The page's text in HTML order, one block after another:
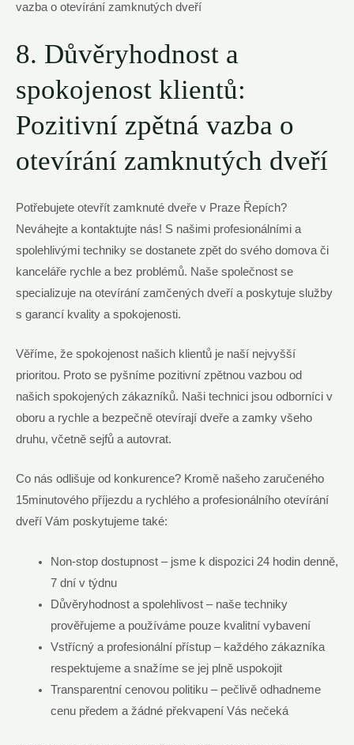
8. Důvěryhodnost a
spokojenost klientů:
Pozitivní zpětná vazba o
otevírání zamknutých dveří
Potřebujete otevřít zamknuté dveře v Praze Řepích?
Neváhejte a kontaktujte nás! S našimi profesionálními a
spolehlivými techniky se dostanete zpět do svého domova či
kanceláře rychle a bez problémů. Naše společnost se
specializuje na otevírání zamčených dveří a poskytuje služby
s garancí kvality a spokojenosti.
Věříme, že spokojenost našich klientů je naší nejvyšší
prioritou. Proto se pyšníme pozitivní zpětnou vazbou od
našich spokojených zákazníků. Naši technici jsou odborníci v
oboru a rychle a bezpečně otevírají dveře a zamky všeho
druhu, včetně sejfů a autovrat.
Co nás odlišuje od konkurence? Kromě našeho zaručeného
15minutového příjezdu a rychlého a profesionálního otevírání
dveří Vám poskytujeme také:
Non-stop dostupnost – jsme k dispozici 24 hodin denně,
7 dní v týdnu
Důvěryhodnost a spolehlivost – naše techniky
prověřujeme a používáme pouze kvalitní vybavení
Vstřícný a profesionální přístup – každého zákazníka
respektujeme a snažíme se jej plně uspokojit
Transparentní cenovou politiku – pečlivě odhadneme
cenu předem a žádné překvapení Vás nečeká